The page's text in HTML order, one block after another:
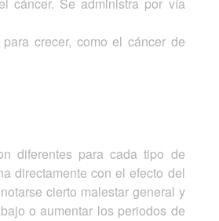
crecer, como el cáncer de
diferentes para cada tipo de
directamente con el efecto del
cierto malestar general y
o aumentar los periodos de